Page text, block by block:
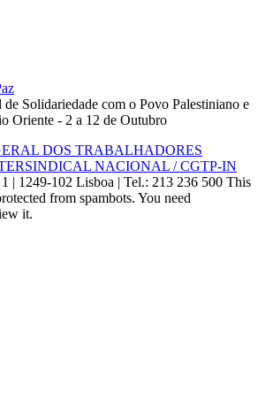
de Solidariedade com o Povo Palestiniano e
Oriente - 2 a 12 de Outubro
DOS TRABALHADORES
NACIONAL / CGTP-IN
| 1249-102 Lisboa | Tel.: 213 236 500 This
from spambots. You need
it.